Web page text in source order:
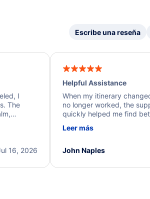
Escribe una reseña
I
The
16, 2026
Helpful Assistance
When my itinerary
no longer worked, the
quickly helped me find
beyond to resolve the
Leer más
John Naples